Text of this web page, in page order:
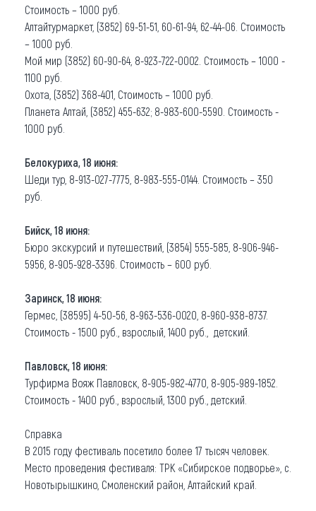
Стоимость – 1000 руб.
Алтайтурмаркет, (3852) 69-51-51, 60-61-94, 62-44-06. Стоимость
– 1000 руб.
Мой мир (3852) 60-90-64, 8-923-722-0002. Стоимость – 1000 -
1100 руб.
Охота, (3852) 368-401, Стоимость – 1000 руб.
Планета Алтай, (3852) 455-632; 8-983-600-5590. Стоимость -
1000 руб.
Белокуриха, 18 июня:
Шеди тур, 8-913-027-7775, 8-983-555-0144. Стоимость – 350
руб.
Бийск, 18 июня:
Бюро экскурсий и путешествий, (3854) 555-585, 8-906-946-
5956, 8-905-928-3396. Стоимость – 600 руб.
Заринск, 18 июня:
Гермес, (38595) 4-50-56, 8-963-536-0020, 8-960-938-8737.
Стоимость - 1500 руб., взрослый, 1400 руб., детский.
Павловск, 18 июня:
Турфирма Вояж Павловск, 8-905-982-4770, 8-905-989-1852.
Стоимость - 1400 руб., взрослый, 1300 руб., детский.
Справка
В 2015 году фестиваль посетило более 17 тысяч человек.
Место проведения фестиваля: ТРК «Сибирское подворье», с.
Новотырышкино, Смоленский район, Алтайский край.